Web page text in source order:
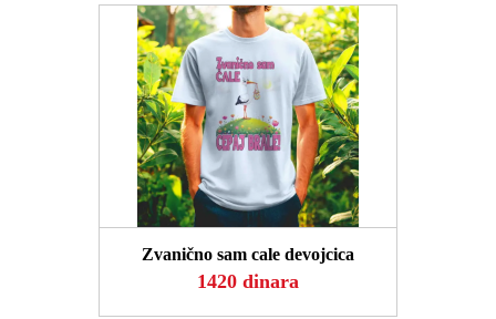
POGLEDAJ
Zvanično sam cale devojcica
1420 dinara